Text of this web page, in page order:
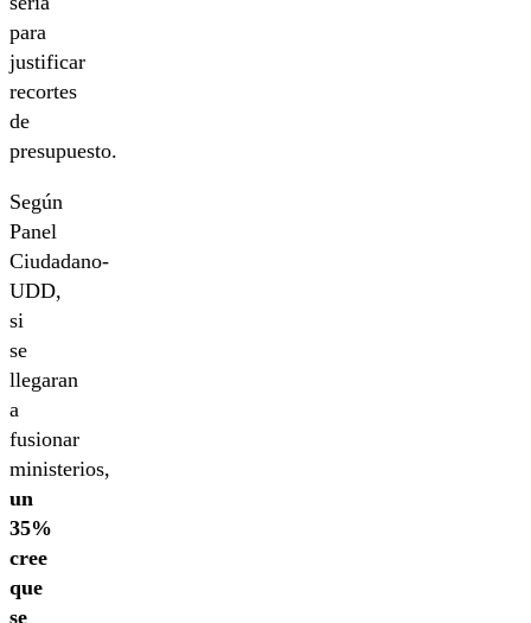
para
justificar
recortes
de
presupuesto.
Según
Panel
Ciudadano-
UDD,
si
se
llegaran
a
fusionar
ministerios,
un
35%
cree
que
se